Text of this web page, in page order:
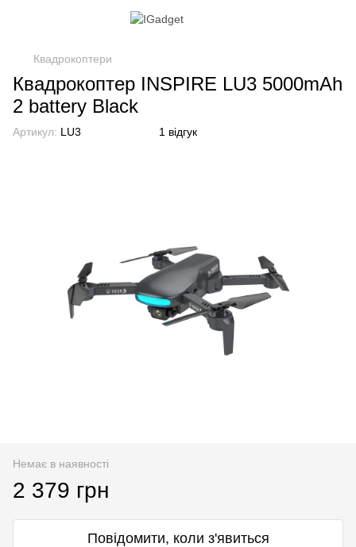
Квадрокоптери
Квадрокоптер INSPIRE LU3 5000mAh
2 battery Black
Артикул: LU3 1 відгук
Немає в наявності
2 379 грн
Повідомити, коли з'явиться